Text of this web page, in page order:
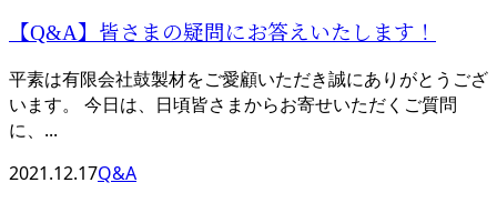
【Q&A】皆さまの疑問にお答えいたします！
平素は有限会社鼓製材をご愛顧いただき誠にありがとうござ
います。 今日は、日頃皆さまからお寄せいただくご質問
に、...
2021.12.17Q&A